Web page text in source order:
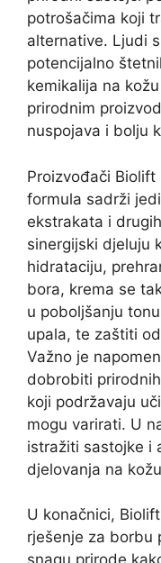
potrošačima koji
alternative. Ljudi
potencijalno
kemikalija na
prirodnim
nuspojava i bolju
Proizvođači
formula sadrži
ekstrakata i
sinergijski djeluju
hidrataciju,
bora, krema se
u poboljšanju
upala, te zaštiti
Važno je
dobrobiti
koji podržavaju
mogu varirati. U
istražiti sastojke i
djelovanja na
U konačnici,
rješenje za borbu
snagu prirode